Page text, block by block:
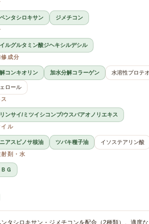
ンタシロキサン
ジメチコン
ルグルタミン酸ジヘキシルデシル
成分
コンキオリン 加水分解コラーゲン 水溶性プロテ
ロール
リンサイ/ミツイシコンブ/ウスバアオノリエキス
イル
アスピノサ核油 ツバキ種子油
イソステアリン酸
剤・水
ＢＧ
タシロキサン・ジメチコンを配合（2種類）。適度